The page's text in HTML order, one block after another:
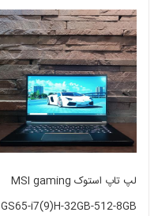
لپ تاپ استوک MSI gaming
GS65-i7(9)H-32GB-512-8GB